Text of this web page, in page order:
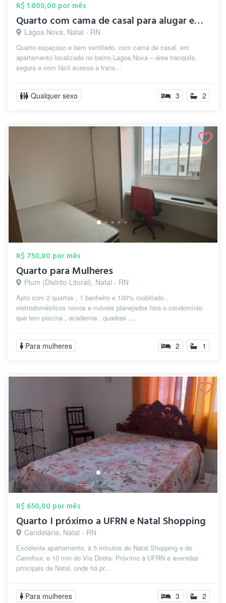
R$ 1.000,00 por mês
Quarto com cama de casal para alugar em ...
Lagoa Nova, Natal - RN
Quarto espaçoso e bem ventilado, com cama de casal, em
apartamento localizado no bairro Lagoa Nova – área tranquila,
segura e com fácil acesso a trans...
Qualquer sexo 3 2
R$ 750,00 por mês
Quarto para Mulheres
Pium (Distrito Litoral), Natal - RN
Apto com 2 quartos , 1 banheiro e 100% mobiliado ,
eletrodomésticos novos e móveis planejados fora o condomínio
que tem piscina , academia , quadras ,...
Para mulheres 2 1
R$ 650,00 por mês
Quarto I próximo a UFRN e Natal Shopping
Candelária, Natal - RN
Excelente apartamento, à 5 minutos do Natal Shopping e do
Carrefour, e 10 min do Via Direta. Próximo à UFRN e avenidas
principais de Natal, onde há pr...
Para mulheres 3 2